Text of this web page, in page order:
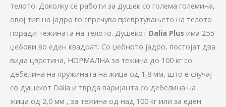
телото. Доколку се работи за душек со голема големина,
овој тип на јадро го спречува превртувањето на телото
поради тежината на телото. Душекот Dalia Plus има 255
џебови во еден квадрат. Со џебното јадро, постојат два
вида цврстина, НОРМАЛНА за тежина до 100 кг со
дебелина на пружината на жица од 1,8 мм, што е случај
со душекот Dalia и тврда варијанта со дебелина на
жица од 2,0 мм , за тежина од над 100 кг или за еден